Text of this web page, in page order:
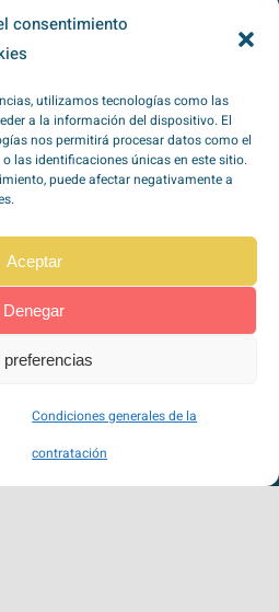
consentimiento
utilizamos tecnologías como las
a la información del dispositivo. El
nos permitirá procesar datos como el
las identificaciones únicas en este sitio.
puede afectar negativamente a
Aceptar
Denegar
preferencias
Condiciones generales de la
contratación
Redes Sociales
American Express, …